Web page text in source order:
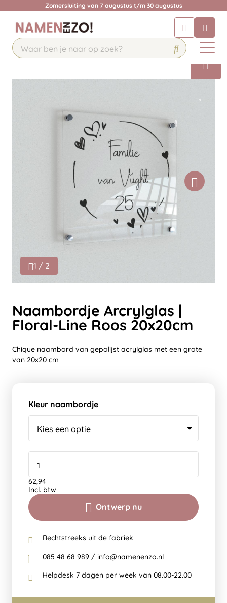
Zomersluiting van 7 augustus t/m 30 augustus
Chat 24/7 met onze chatbot voor
hulp
Contact
1 / 2
Naambordje Arcrylglas |
Floral-Line Roos 20x20cm
Chique naambord van gepolijst acrylglas met een grote
van 20x20 cm
Kleur naambordje
Ontwerp nu
62,94
Incl. btw
Rechtstreeks uit de fabriek
085 48 68 989 / info@namenenzo.nl
Helpdesk 7 dagen per week van 08.00-22.00